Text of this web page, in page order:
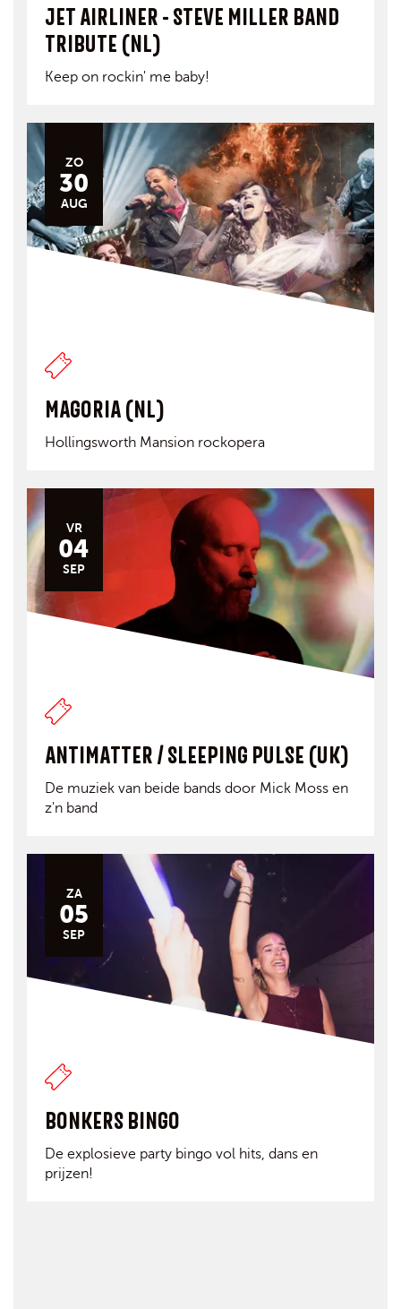
JET AIRLINER - STEVE MILLER BAND
TRIBUTE (NL)
Keep on rockin' me baby!
ZO
30
AUG
MAGORIA (NL)
Hollingsworth Mansion rockopera
VR
04
SEP
ANTIMATTER / SLEEPING PULSE (UK)
De muziek van beide bands door Mick Moss en
z'n band
ZA
05
SEP
BONKERS BINGO
De explosieve party bingo vol hits, dans en
prijzen!